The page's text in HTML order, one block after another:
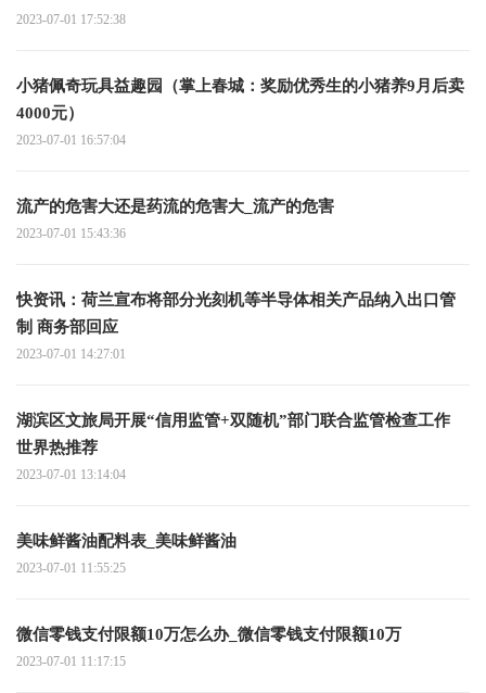
2023-07-01 17:52:38
小猪佩奇玩具益趣园（掌上春城：奖励优秀生的小猪养9月后卖
4000元）
2023-07-01 16:57:04
流产的危害大还是药流的危害大_流产的危害
2023-07-01 15:43:36
快资讯：荷兰宣布将部分光刻机等半导体相关产品纳入出口管
制 商务部回应
2023-07-01 14:27:01
湖滨区文旅局开展“信用监管+双随机”部门联合监管检查工作
世界热推荐
2023-07-01 13:14:04
美味鲜酱油配料表_美味鲜酱油
2023-07-01 11:55:25
微信零钱支付限额10万怎么办_微信零钱支付限额10万
2023-07-01 11:17:15